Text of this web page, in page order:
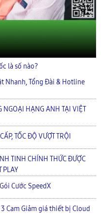
là số nào?
Nhanh, Tổng Đài & Hotline
NGOẠI HẠNG ANH TẠI VIỆT
TỐC ĐỘ VƯỢT TRỘI
TINH CHÍNH THỨC ĐƯỢC
PLAY
Cước SpeedX
Cam Giảm giá thiết bị Cloud